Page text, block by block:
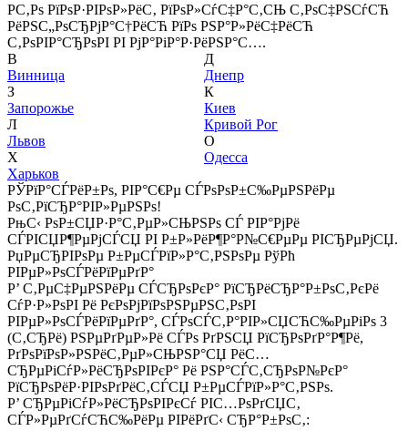
Р­С‚Рѕ РїРѕР·РІРѕР»РёС‚ РїРѕР»СѓС‡Р°С‚СЊ С‚РѕС‡РЅСѓСЋ
РёРЅС„РѕСЂРјР°С†РёСЋ РїРѕ РЅР°Р»РёС‡РёСЋ
С‚РѕРІР°СЂРѕРІ РІ РјР°РіР°Р·РёРЅР°С….
В
Винница
З
Запорожье
Л
Львов
Х
Харьков
Д
Днепр
К
Киев
Кривой Рог
О
Одесса
РЎРїР°СЃРёР±Рѕ, РІР°С€Рµ СЃРѕРѕР±С‰РµРЅРёРµ
РѕС‚РїСЂР°РІР»РµРЅРѕ!
РњС‹ РѕР±СЏР·Р°С‚РµР»СЊРЅРѕ СЃ РІР°РјРё
СЃРІСЏР¶РµРјСЃСЏ РІ Р±Р»РёР¶Р°Р№С€РµРµ РІСЂРµРјСЏ.
РџРµСЂРІРѕРµ Р±РµСЃРїР»Р°С‚РЅРѕРµ РўРћ
РІРµР»РѕСЃРёРїРµРґР°
Р’ С‚РµС‡РµРЅРёРµ СЃСЂРѕРєР° РїСЂРёСЂР°Р±РѕС‚РєРё
СѓР·Р»РѕРІ Рё РєРѕРјРїРѕРЅРµРЅС‚РѕРІ
РІРµР»РѕСЃРёРїРµРґР°, СЃРѕСЃС‚Р°РІР»СЏСЋС‰РµРіРѕ 3
(С‚СЂРё) РЅРµРґРµР»Рё СЃРѕ РґРЅСЏ РїСЂРѕРґР°Р¶Рё,
РґРѕРїРѕР»РЅРёС‚РµР»СЊРЅР°СЏ РёС…
СЂРµРіСѓР»РёСЂРѕРІРєР° Рё РЅР°СЃС‚СЂРѕР№РєР°
РїСЂРѕРёР·РІРѕРґРёС‚СЃСЏ Р±РµСЃРїР»Р°С‚РЅРѕ.
Р’ СЂРµРіСѓР»РёСЂРѕРІРєСѓ РІС…РѕРґСЏС‚
СЃР»РµРґСѓСЋС‰РёРµ РІРёРґС‹ СЂР°Р±РѕС‚: